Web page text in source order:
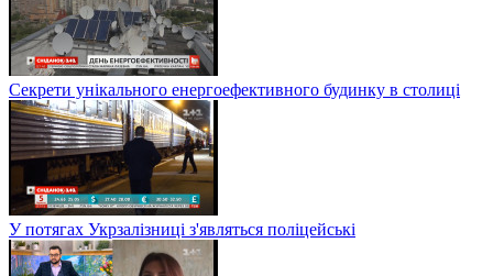
Секрети унікального енергоефективного будинку в столиці
У потягах Укрзалізниці з'являться поліцейські